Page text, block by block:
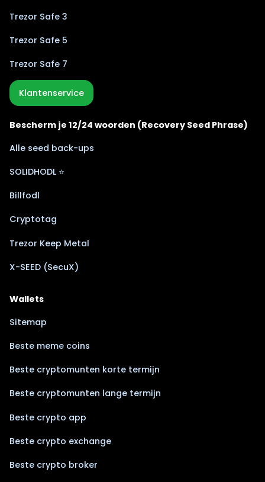
Trezor Safe 3
Trezor Safe 5
Trezor Safe 7
Klantenservice
Bescherm je 12/24 woorden (Recovery Seed Phrase)
Alle seed back-ups
SOLIDHODL ⭐
Billfodl
Cryptotag
Trezor Keep Metal
X-SEED (SecuX)
Wallets
Sitemap
Beste meme coins
Beste cryptomunten korte termijn
Beste cryptomunten lange termijn
Beste crypto app
Beste crypto exchange
Beste crypto broker